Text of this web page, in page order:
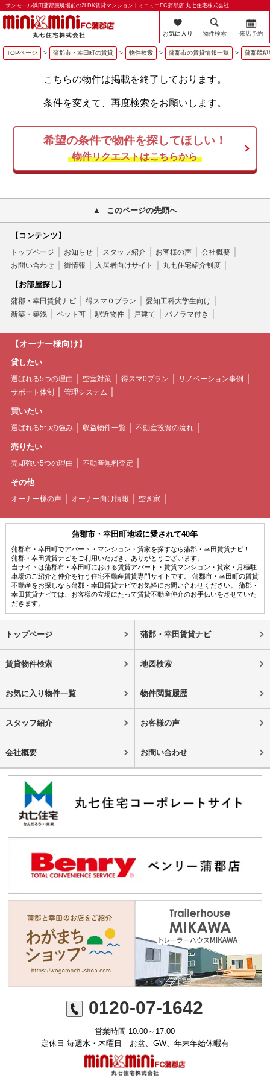
サンモール浜田蒲郡競艇場前の2LDK賃貸マンション | ミニミニFC蒲郡店 丸七住宅株式会社
お気に入り 物件検索 来店予約
TOPページ > 蒲郡市・幸田町の賃貸 > 物件検索 > 蒲郡市の賃貸情報一覧 > 蒲郡競
こちらの物件は掲載を終了しております。
条件を変えて、再度検索をお願いします。
希望の条件で物件を探してほしい！
物件リクエストはこちらから
このページの先頭へ
【コンテンツ】
トップページ お知らせ スタッフ紹介 お客様の声
会社概要
お問い合わせ
街情報 入居者向けサイト 丸七住宅紹介制度
【お部屋探し】
蒲郡・幸田賃貸ナビ 得スマ０プラン
愛知工科大学生向け
新築・築浅
ペット可 駅近物件 戸建て パノラマ付き
【オーナー様向け】
貸したい
選ばれる5つの理由 空室対策 得スマ0プラン
リノベーション事例
サポート体制
管理システム
買いたい
選ばれる5つの強み 収益物件一覧 不動産投資の流れ
売りたい
売却強い5つの理由 不動産無料査定
その他
オーナー様の声 オーナー向け情報 空き家
蒲郡市・幸田町地域に愛されて40年
蒲郡市・幸田町でアパート・マンション・貸家を探すなら蒲郡・幸田賃貸ナビ！
蒲郡・幸田賃貸ナビをご利用いただき、ありがとうございます。
当サイトは蒲郡市・幸田町における賃貸アパート・賃貸マンション・貸家・月極駐
車場のご紹介と仲介を行う住宅不動産賃貸専門サイトです。 蒲郡市・幸田町の賃貸
不動産をお探しなら蒲郡・幸田賃貸ナビでお気軽にお問い合わせください。 蒲郡・
幸田賃貸ナビでは、お客様の立場にたって賃貸不動産仲介のお手伝いをさせていた
だきます。
トップページ 蒲郡・幸田賃貸ナビ
賃貸物件検索 地図検索
お気に入り物件一覧 物件閲覧履歴
スタッフ紹介 お客様の声
会社概要 お問い合わせ
0120-07-1642
営業時間 10:00～17:00
定休日 毎週水・木曜日 お盆、GW、年末年始休暇有